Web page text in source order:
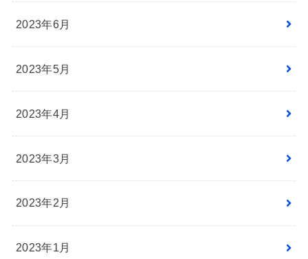
2023年6月
2023年5月
2023年4月
2023年3月
2023年2月
2023年1月